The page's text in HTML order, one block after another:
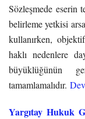
Sözleşmede eserin
belirleme yetkisi
kullanırken,
haklı nedenlere
büyüklüğünün
tamamlamalıdır.
Yargıtay Hukuk